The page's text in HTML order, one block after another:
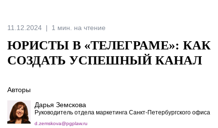
Italiano
日本語
11.12.2024 1 мин. на чтение
ЮРИСТЫ В «ТЕЛЕГРАМЕ»: КАК
СОЗДАТЬ УСПЕШНЫЙ КАНАЛ
Авторы
Дарья Земскова
Руководитель отдела маркетинга Санкт-Петербургского офиса
d.zemskova@pgplaw.ru